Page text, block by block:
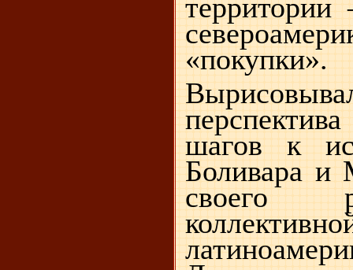
«покупки».
шагов к
Боливара и
своего